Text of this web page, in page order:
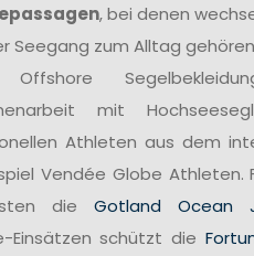
, bei denen
Seegang zum Alltag
Offshore
mit
Athleten aus dem
Vendée Globe Athleten.
die Gotland Ocean
Einsätzen schützt die